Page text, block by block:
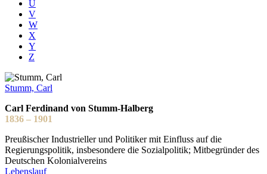
U
V
W
X
Y
Z
Stumm, Carl
Carl Ferdinand von Stumm-Halberg
1836 – 1901
Preußischer Industrieller und Politiker mit Einfluss auf die
Regierungspolitik, insbesondere die Sozialpolitik; Mitbegründer des
Deutschen Kolonialvereins
Lebenslauf